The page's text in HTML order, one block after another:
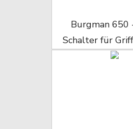
Burgman 650
Schalter für